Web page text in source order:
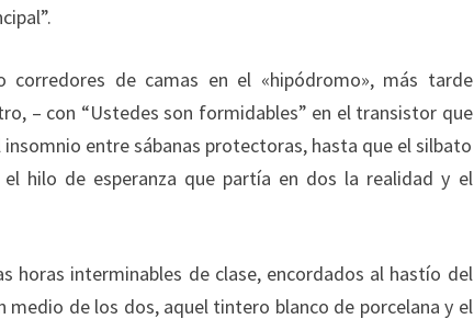
corredores de camas en el «hipódromo», más tarde
– con “Ustedes son formidables” en el transistor que
entre sábanas protectoras, hasta que el silbato
hilo de esperanza que partía en dos la realidad y el
horas interminables de clase, encordados al hastío del
medio de los dos, aquel tintero blanco de porcelana y el